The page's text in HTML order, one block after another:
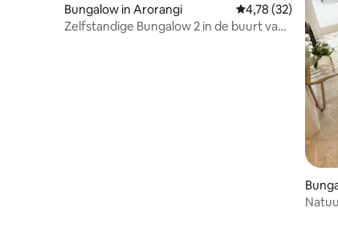
Bungalow in Arorangi Gemiddelde
4,78 (32)
Zelfstandige Bungalow 2 in de buurt van